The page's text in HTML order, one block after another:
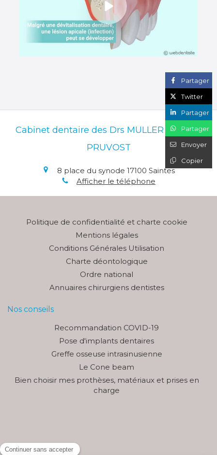
Partager
Twitter
Partager
Partager
Envoyer
Copier
Cabinet dentaire des Drs MULLER et du Dr
PRUVOST
8 place du synode 17100 Saintes
Afficher le téléphone
Politique de confidentialité et charte cookie
Mentions légales
Conditions Générales Utilisation
Charte déontologique
Ordre national
Annuaires chirurgiens dentistes
Nos conseils
Recommandation COVID-19
Pose d'implants dentaires
Greffe osseuse intrasinusienne
Le Cone beam
Bien choisir mes prothèses, matériaux et prises en
charge